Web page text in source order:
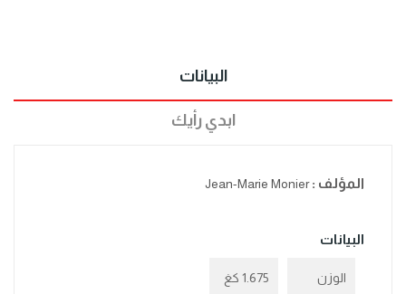
البيانات
ابدي رأيك
المؤلف : Jean-Marie Monier
البيانات
الوزن 1.675 كغ